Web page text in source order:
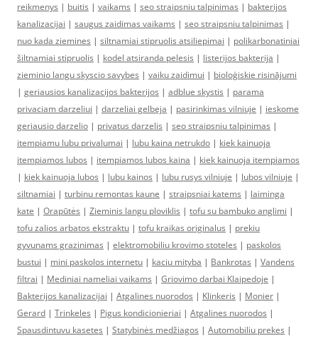
reikmenys | buitis | vaikams | seo straipsniu talpinimas | bakterijos
kanalizacijai | saugus zaidimas vaikams | seo straipsniu talpinimas |
nuo kada ziemines | siltnamiai stipruolis atsiliepimai | polikarbonatiniai
šiltnamiai stipruolis | kodel atsiranda pelesis | listerijos bakterija |
zieminio langu skyscio savybes | vaiku zaidimui | bioloģiskie risinājumi
| geriausios kanalizacijos bakterijos | adblue skystis | parama
privaciam darzeliui | darzeliai gelbeja | pasirinkimas vilniuje | ieskome
geriausio darzelio | privatus darzelis | seo straipsniu talpinimas |
itempiamu lubu privalumai | lubu kaina netrukdo | kiek kainuoja
itempiamos lubos | itempiamos lubos kaina | kiek kainuoja itempiamos
| kiek kainuoja lubos | lubu kainos | lubu rusys vilniuje | lubos vilniuje |
siltnamiai | turbinu remontas kaune | straipsniai katems | laiminga
kate | Orapūtės | Zieminis langu ploviklis | tofu su bambuko anglimi |
tofu zalios arbatos ekstraktu | tofu kraikas originalus | prekiu
gyvunams grazinimas | elektromobiliu krovimo stoteles | paskolos
bustui | mini paskolos internetu | kaciu mityba | Bankrotas | Vandens
filtrai | Mediniai nameliai vaikams | Griovimo darbai Klaipedoje |
Bakterijos kanalizacijai | Atgalines nuorodos | Klinkeris | Monier |
Gerard | Trinkeles | Pigus kondicionieriai | Atgalines nuorodos |
Spausdintuvu kasetes | Statybinės medžiagos | Automobiliu prekes |